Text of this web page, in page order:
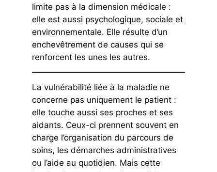
limite pas à la dimension médicale :
elle est aussi psychologique, sociale et
environnementale. Elle résulte d’un
enchevêtrement de causes qui se
renforcent les unes les autres.
La vulnérabilité liée à la maladie ne
concerne pas uniquement le patient :
elle touche aussi ses proches et ses
aidants. Ceux-ci prennent souvent en
charge l’organisation du parcours de
soins, les démarches administratives
ou l’aide au quotidien. Mais cette